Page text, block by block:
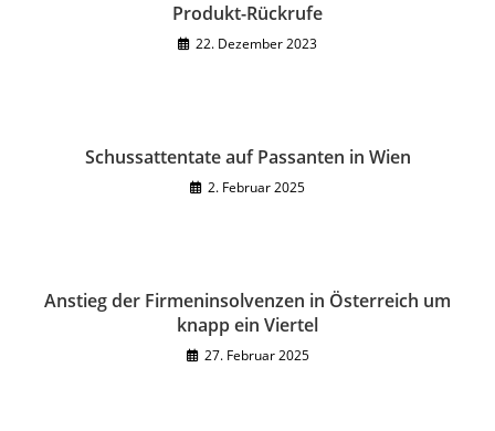
Produkt-Rückrufe
22. Dezember 2023
Schussattentate auf Passanten in Wien
2. Februar 2025
Anstieg der Firmeninsolvenzen in Österreich um
knapp ein Viertel
27. Februar 2025